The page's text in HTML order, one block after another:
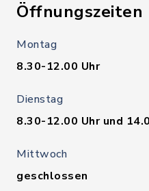
Öffnungszeiten
Montag
8.30-12.00 Uhr
Dienstag
8.30-12.00 Uhr und
Mittwoch
geschlossen